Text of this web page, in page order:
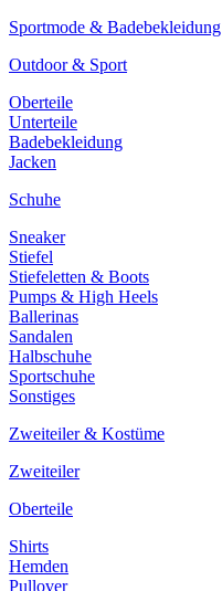
Sportmode & Badebekleidung
Outdoor & Sport
Oberteile
Unterteile
Badebekleidung
Jacken
Schuhe
Sneaker
Stiefel
Stiefeletten & Boots
Pumps & High Heels
Ballerinas
Sandalen
Halbschuhe
Sportschuhe
Sonstiges
Zweiteiler & Kostüme
Zweiteiler
Oberteile
Shirts
Hemden
Pullover